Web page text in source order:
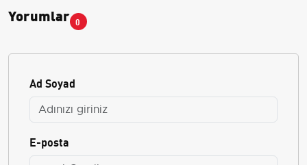
Yorumlar 0
Ad Soyad
E-posta